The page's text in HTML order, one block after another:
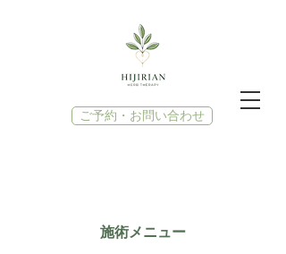
ご予約・お問い合わせ
施術メニュー